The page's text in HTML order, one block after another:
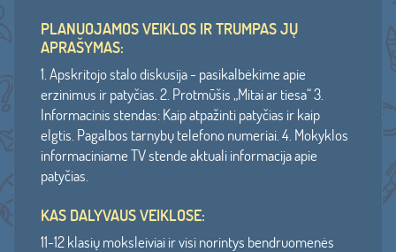
PLANUOJAMOS VEIKLOS IR TRUMPAS JŲ
APRAŠYMAS:
1. Apskritojo stalo diskusija - pasikalbėkime apie
erzinimus ir patyčias. 2. Protmūšis „Mitai ar tiesa“ 3.
Informacinis stendas: Kaip atpažinti patyčias ir kaip
elgtis. Pagalbos tarnybų telefono numeriai. 4. Mokyklos
informaciniame TV stende aktuali informacija apie
patyčias.
KAS DALYVAUS VEIKLOSE:
11-12 klasių moksleiviai ir visi norintys bendruomenės